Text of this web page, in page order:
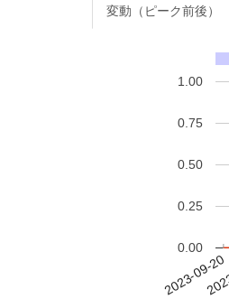
変動（ピーク前後）
2023-09-20
0.00
0.25
0.50
0.75
1.00